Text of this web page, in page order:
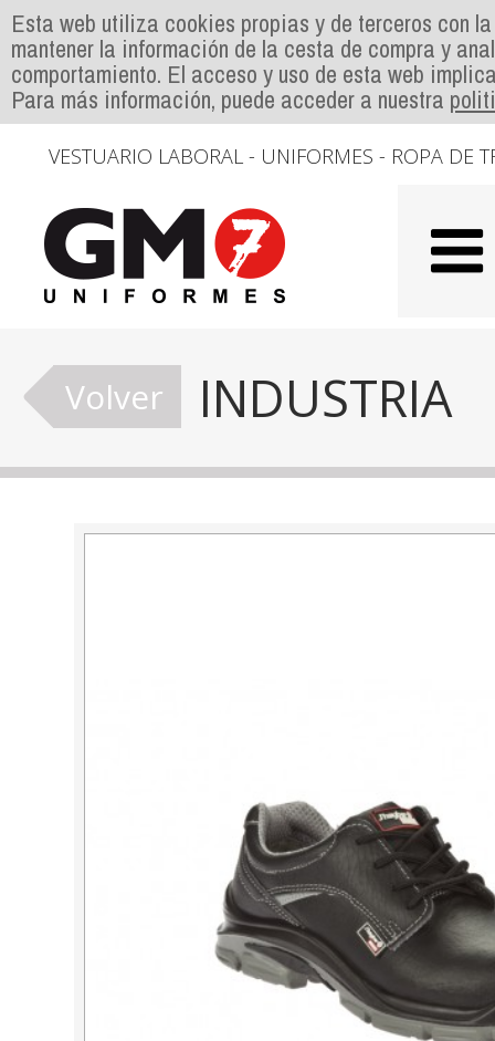
Esta web utiliza cookies propias y de terceros con
mantener la información de la cesta de compra y
comportamiento. El acceso y uso de esta web
Para más información, puede acceder a nuestra
VESTUARIO LABORAL - UNIFORMES - ROPA DE
Volver INDUSTRIA